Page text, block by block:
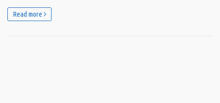
Read more